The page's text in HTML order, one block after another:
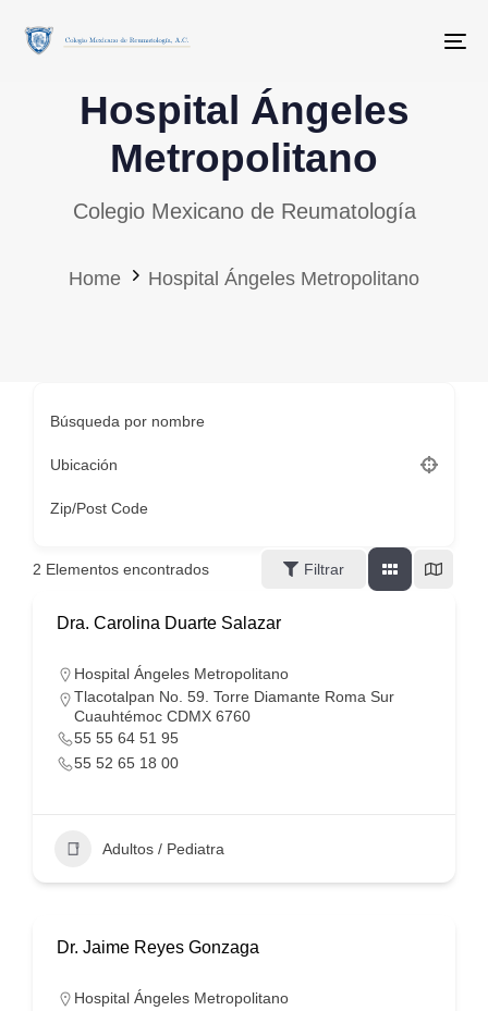
links
navigationHospital Ángeles
Metropolitano
Colegio Mexicano de Reumatología
Home Hospital Ángeles Metropolitano
Búsqueda por nombre
Ubicación
Zip/Post Code
2 Elementos encontrados Filtrar
Dra. Carolina Duarte Salazar
Hospital Ángeles Metropolitano
Tlacotalpan No. 59. Torre Diamante Roma Sur
Cuauhtémoc CDMX 6760
55 55 64 51 95
55 52 65 18 00
Adultos / Pediatra
Dr. Jaime Reyes Gonzaga
Hospital Ángeles Metropolitano